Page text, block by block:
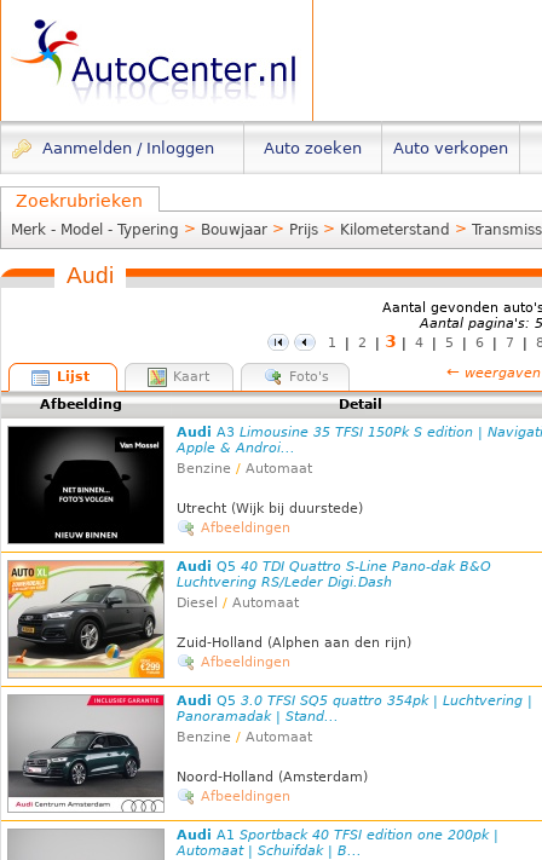
Aanmelden / Inloggen Auto zoeken Auto verkopen
Zoekrubrieken
Merk - Model - Typering > Bouwjaar > Prijs > Kilometerstand >
Audi
Aantal gevonden
Aantal pagina's:
1
| 2 | 3 | 4 | 5 | 6 | 7 |
Lijst Kaart Foto's ← weergaven
Afbeelding
Detail
Audi A3 Limousine 35 TFSI 150Pk S edition |
Apple & Androi...
Benzine / Automaat
Utrecht (Wijk bij duurstede)
Afbeeldingen
Audi Q5 40 TDI Quattro S-Line Pano-dak B&O
Luchtvering RS/Leder Digi.Dash
Diesel
/ Automaat
Zuid-Holland (Alphen aan den rijn)
Afbeeldingen
Audi Q5 3.0 TFSI SQ5 quattro 354pk | Luchtvering |
Panoramadak | Stand...
Benzine / Automaat
Noord-Holland (Amsterdam)
Afbeeldingen
Audi A1 Sportback 40 TFSI edition one 200pk |
Automaat | Schuifdak | B...